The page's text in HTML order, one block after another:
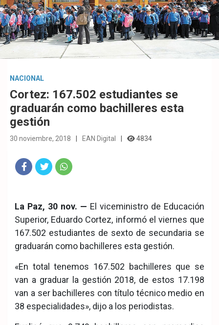
NACIONAL
Cortez: 167.502 estudiantes se
graduarán como bachilleres esta
gestión
30 noviembre, 2018 EAN Digital 4834
ook
tsA
pp
La Paz, 30 nov. — El viceministro de Educación
Superior, Eduardo Cortez, informó el viernes que
167.502 estudiantes de sexto de secundaria se
graduarán como bachilleres esta gestión.
«En total tenemos 167.502 bachilleres que se
van a graduar la gestión 2018, de estos 17.198
van a ser bachilleres con título técnico medio en
38 especialidades», dijo a los periodistas.